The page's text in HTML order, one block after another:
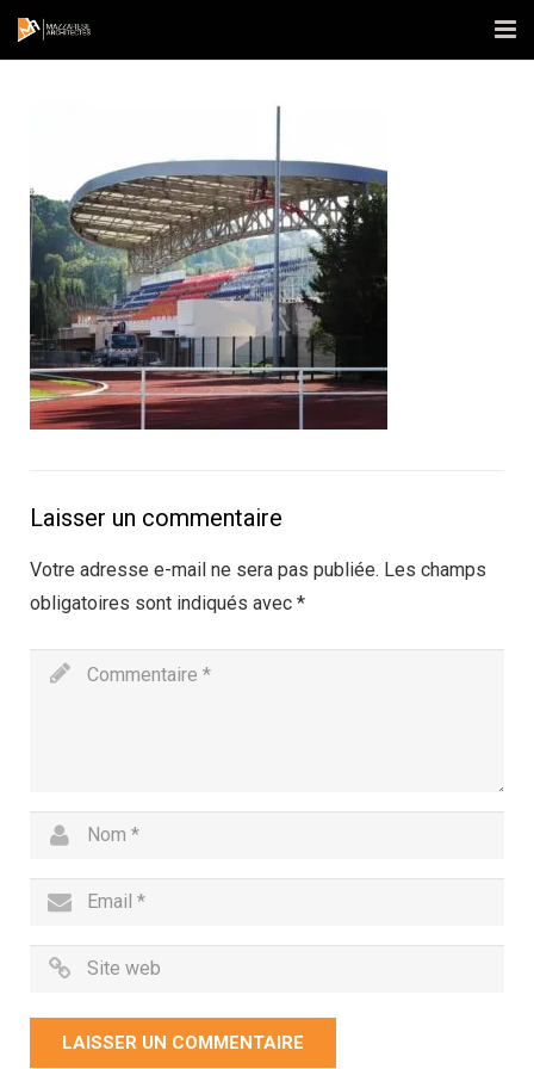
Réalisations
Actualités
Contact
Publications
Laisser un commentaire
Votre adresse e-mail ne sera pas publiée. Les champs
obligatoires sont indiqués avec *